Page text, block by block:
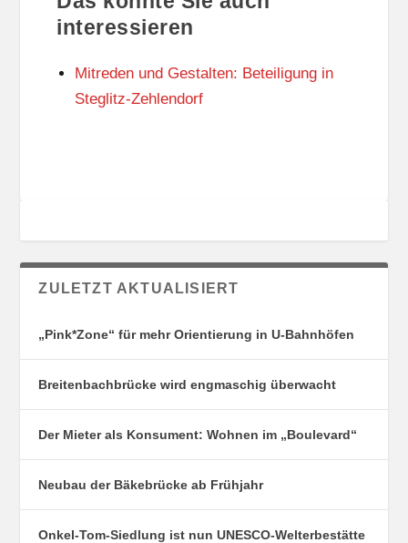
T
U
N
S
O
O
R
N
interessieren
Mitreden und Gestalten: Beteiligung in
Steglitz-Zehlendorf
ZULETZT AKTUALISIERT
„Pink*Zone“ für mehr Orientierung in U-Bahnhöfen
Breitenbachbrücke wird engmaschig überwacht
Der Mieter als Konsument: Wohnen im „Boulevard“
Neubau der Bäkebrücke ab Frühjahr
Onkel-Tom-Siedlung ist nun UNESCO-Welterbestätte